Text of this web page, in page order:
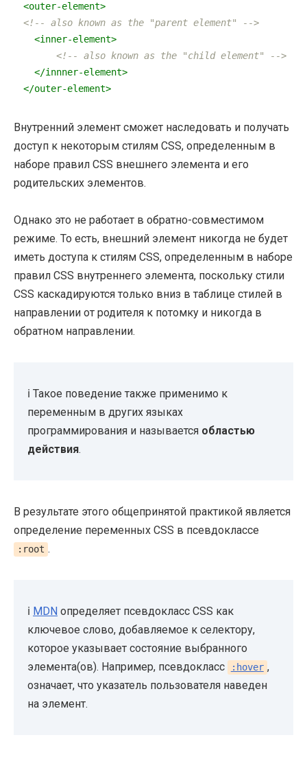
<outer-element>
<!-- also known as the "parent element" -->
<inner-element>
<!-- also known as the "child element" -->
</innner-element>
</outer-element>
Внутренний элемент сможет наследовать и получать
доступ к некоторым стилям CSS, определенным в
наборе правил CSS внешнего элемента и его
родительских элементов.
Однако это не работает в обратно-совместимом
режиме. То есть, внешний элемент никогда не будет
иметь доступа к стилям CSS, определенным в наборе
правил CSS внутреннего элемента, поскольку стили
CSS каскадируются только вниз в таблице стилей в
направлении от родителя к потомку и никогда в
обратном направлении.
ℹ️ Такое поведение также применимо к
переменным в других языках
программирования и называется областью
действия.
В результате этого общепринятой практикой является
определение переменных CSS в псевдоклассе
:root .
ℹ️ MDN определяет псевдокласс CSS как
ключевое слово, добавляемое к селектору,
которое указывает состояние выбранного
элемента(ов). Например, псевдокласс
:hover ,
означает, что указатель пользователя наведен
на элемент.